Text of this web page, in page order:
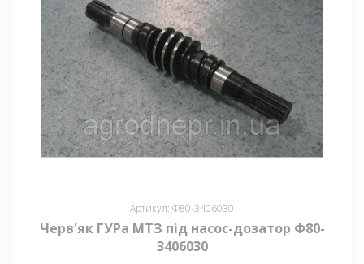
Артикул: Ф80-3406030
Черв'як ГУРа МТЗ під насос-дозатор Ф80-
3406030